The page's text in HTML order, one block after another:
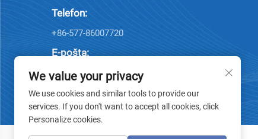
Telefon:
+86-577-86007720
E-pošta:
[email protected]
We value your privacy
We use cookies and similar tools to provide our
services. If you don't want to accept all cookies, click
Personalize cookies.